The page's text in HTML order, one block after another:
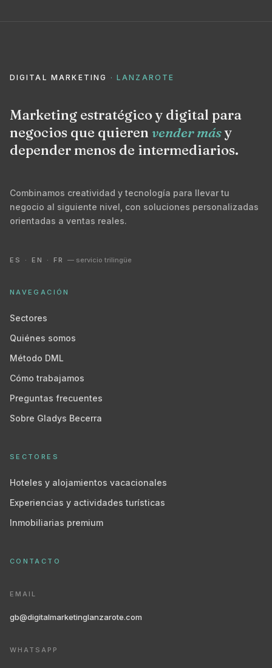
DIGITAL MARKETING · LANZAROTE
Marketing estratégico y digital para
negocios que quieren vender másy
depender menos de intermediarios.
Combinamos creatividad y tecnología para llevar tu
negocio al siguiente nivel, con soluciones personalizadas
orientadas a ventas reales.
ES · EN · FR— servicio trilingüe
NAVEGACIÓN
Sectores
Quiénes somos
Método DML
Cómo trabajamos
Preguntas frecuentes
Sobre Gladys Becerra
SECTORES
Hoteles y alojamientos vacacionales
Experiencias y actividades turísticas
Inmobiliarias premium
CONTACTO
EMAIL
gb@digitalmarketinglanzarote.com
WHATSAPP